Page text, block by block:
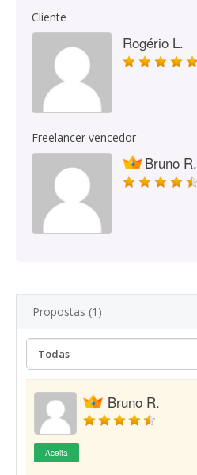
Cliente
Rogério L.
Freelancer vencedor
Bruno R.
Propostas (1)
Bruno R.
Aceita